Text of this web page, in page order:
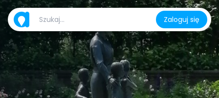
Zaloguj się